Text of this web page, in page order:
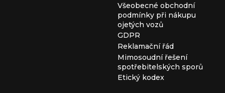
Všeobecné obchodní
podmínky při nákupu
ojetých vozů
GDPR
Reklamační řád
Mimosoudní řešení
spotřebitelských sporů
Etický kodex